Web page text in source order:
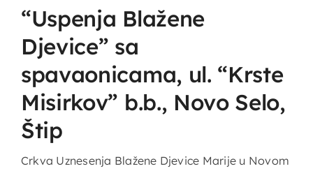
“Uspenja Blažene
Djevice” sa
spavaonicama, ul. “Krste
Misirkov” b.b., Novo Selo,
Štip
Crkva Uznesenja Blažene Djevice Marije u Novom